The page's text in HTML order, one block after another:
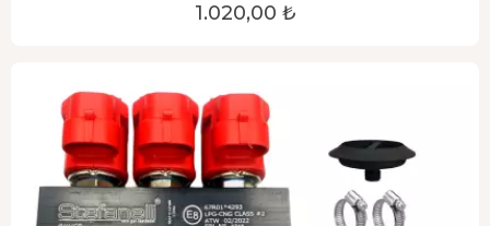
1.020,00 ₺